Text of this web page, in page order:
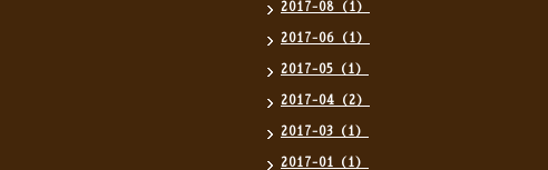
2017-08（1）
2017-06（1）
2017-05（1）
2017-04（2）
2017-03（1）
2017-01（1）